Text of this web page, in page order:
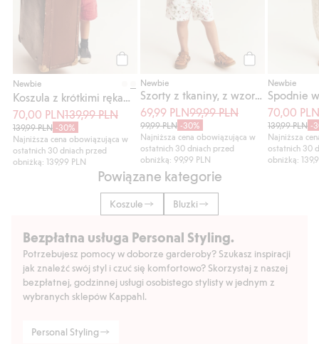
Newbie
70,00 PLN139,99 PLN
139,99 PLN -30%
Najniższa cena obowiązująca w
ostatnich 30 dniach przed
obniżką: 139,99 PLN
Newbie
69,99 PLN99,99 PLN
99,99 PLN -30%
Najniższa cena obowiązująca w
ostatnich 30 dniach przed
obniżką: 99,99 PLN
Newbie
70,00
139,99 PLN -
Najniższa
ostatnich 30
obniżką:
Powiązane kategorie
Koszule Bluzki
Bezpłatna usługa Personal Styling.
Potrzebujesz pomocy w doborze garderoby? Szukasz inspiracji
jak znaleźć swój styl i czuć się komfortowo? Skorzystaj z naszej
bezpłatnej, godzinnej usługi osobistego stylisty w jednym z
wybranych sklepów Kappahl.
Personal Styling